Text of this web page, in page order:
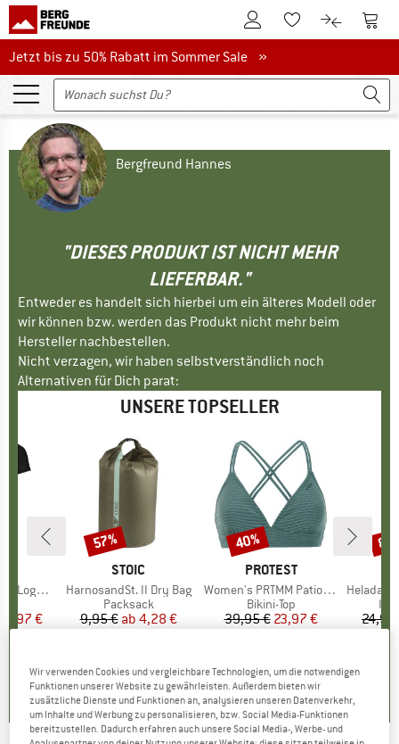
Zum KundenkontoZum Merkzettel.
Zum Zum
Jetzt bis zu 50% Rabatt im Sommer Sale
Jetzt bis zu 50% Rabatt im Sommer Sale »
Bergfreund Hannes
"DIESES PRODUKT IST NICHT MEHR
LIEFERBAR."
Entweder es handelt sich hierbei um ein älteres Modell oder
wir können bzw. werden das Produkt nicht mehr beim
Hersteller nachbestellen.
Nicht verzagen, wir haben selbstverständlich noch
Alternativen für Dich parat:
UNSERE TOPSELLER
T-Shirt
Preis
€
)
MARKE
STOIC
Artikel
HarnosandSt. II Dry Bag
Produktgruppe
Packsack
Preis
9,95 € reduzierter Preis
ab 4,28 €
5,0 )
Rabatt
57%
MARKE
PROTEST
Artikel
Women's PRTMM Patio Triangle
Produktgruppe
Bikini-Top
Preis
39,95 €reduzierter Preis
23,97 €
4,9( )
Rabatt
40%
Artikel
HeladagenSt.
24,95
Wir verwenden Cookies und vergleichbare Technologien, um die notwendigen
Funktionen unserer Website zu gewährleisten. Außerdem bieten wir
zusätzliche Dienste und Funktionen an, analysieren unseren Datenverkehr,
um Inhalte und Werbung zu personalisieren, bzw. Social Media-Funktionen
bereitzustellen. Dadurch erfahren auch unsere Social Media-, Werbe- und